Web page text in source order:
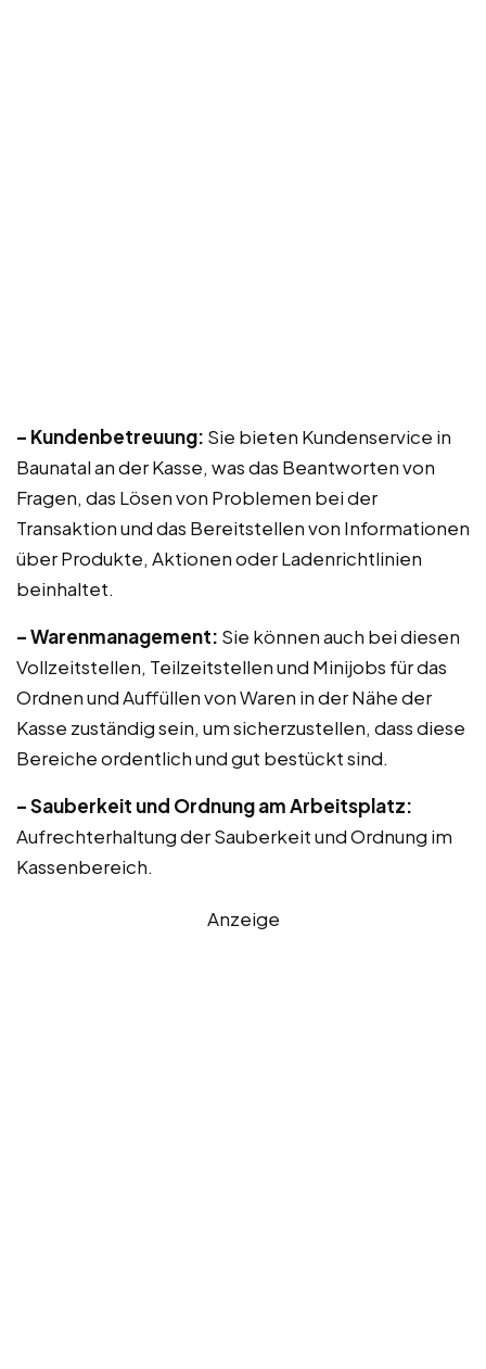
– Kundenbetreuung: Sie bieten Kundenservice in
Baunatal an der Kasse, was das Beantworten von
Fragen, das Lösen von Problemen bei der
Transaktion und das Bereitstellen von Informationen
über Produkte, Aktionen oder Ladenrichtlinien
beinhaltet.
– Warenmanagement: Sie können auch bei diesen
Vollzeitstellen, Teilzeitstellen und Minijobs für das
Ordnen und Auffüllen von Waren in der Nähe der
Kasse zuständig sein, um sicherzustellen, dass diese
Bereiche ordentlich und gut bestückt sind.
– Sauberkeit und Ordnung am Arbeitsplatz:
Aufrechterhaltung der Sauberkeit und Ordnung im
Kassenbereich.
Anzeige